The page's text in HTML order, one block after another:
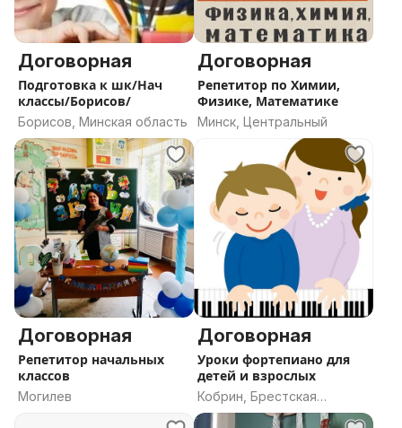
Договорная
Подготовка к шк/Нач
классы/Борисов/
Борисов, Минская область
Договорная
Репетитор по Химии,
Физике, Математике
Минск, Центральный
Договорная
Репетитор начальных
классов
Могилев
Договорная
Уроки фортепиано для
детей и взрослых
Кобрин, Брестская
область